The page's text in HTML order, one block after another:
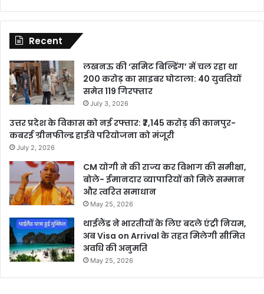
Recent
लखनऊ की ‘समिट बिल्डिंग’ में चल रहा था
200 करोड़ का साइबर घोटाला: 40 युवतियों
समेत 119 गिरफ्तार
July 3, 2026
उत्तर प्रदेश के विकास को नई रफ्तार: ₹7,145 करोड़ की कानपुर-
कबरई ग्रीनफील्ड हाईवे परियोजना को मंजूरी
July 2, 2026
CM योगी ने की राज्य कर विभाग की समीक्षा,
बोले- ईमानदार व्यापारियों को मिले सम्मान
और त्वरित समाधान
May 25, 2026
थाईलैंड ने भारतीयों के लिए बदले एंट्री नियम,
अब Visa on Arrival के तहत मिलेगी सीमित
अवधि की अनुमति
May 25, 2026